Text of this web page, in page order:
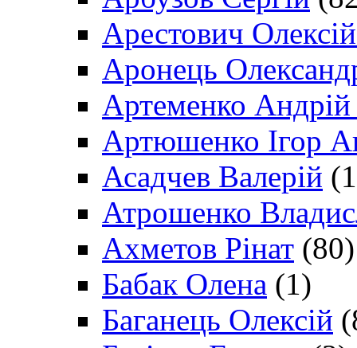
Арестович
Аронець
Артеменко Андрій
Артюшенко Ігор
Асадчев Валерій
Атрошенко
Ахметов Рінат (80)
Бабак Олена (1)
Баганець Олексій